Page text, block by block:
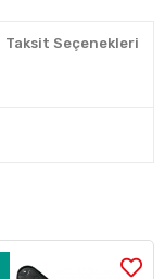
Taksit Seçenekleri